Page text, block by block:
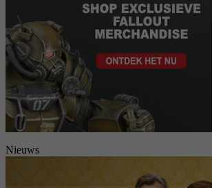
Nieuws